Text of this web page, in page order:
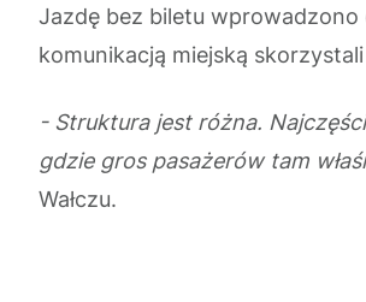
Jazdę bez biletu wprowadzono
komunikacją miejską
- Struktura jest różna.
gdzie gros pasażerów tam
Wałczu.